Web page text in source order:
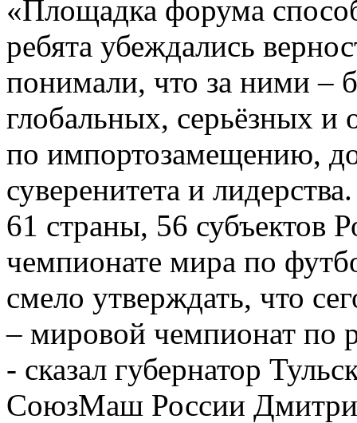
«Площадка форума
ребята убеждались
понимали, что за ними –
глобальных, серьёзных и
по импортозамещению,
суверенитета и
61 страны, 56 субъектов
чемпионате мира по
смело утверждать, что
– мировой чемпионат по
- сказал губернатор
СоюзМаш России